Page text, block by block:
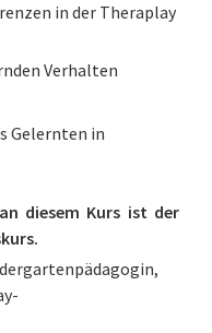
in der Theraplay
Verhalten
Gelernten in
diesem Kurs ist der